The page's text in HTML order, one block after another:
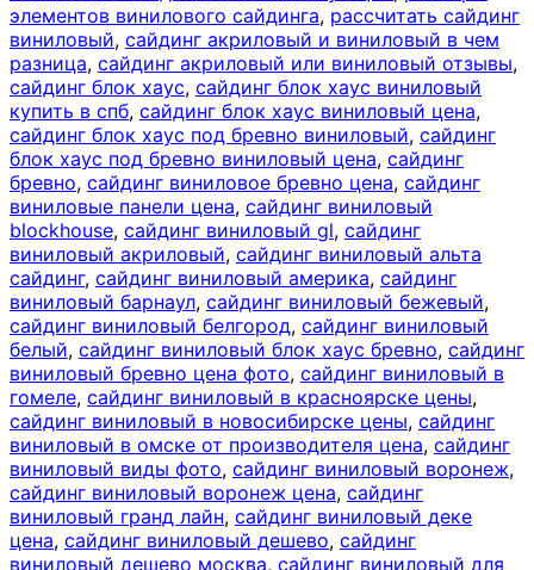
элементов винилового сайдинга, рассчитать сайдинг
виниловый, сайдинг акриловый и виниловый в чем
разница, сайдинг акриловый или виниловый отзывы,
сайдинг блок хаус, сайдинг блок хаус виниловый
купить в спб, сайдинг блок хаус виниловый цена,
сайдинг блок хаус под бревно виниловый, сайдинг
блок хаус под бревно виниловый цена, сайдинг
бревно, сайдинг виниловое бревно цена, сайдинг
виниловые панели цена, сайдинг виниловый
blockhouse, сайдинг виниловый gl, сайдинг
виниловый акриловый, сайдинг виниловый альта
сайдинг, сайдинг виниловый америка, сайдинг
виниловый барнаул, сайдинг виниловый бежевый,
сайдинг виниловый белгород, сайдинг виниловый
белый, сайдинг виниловый блок хаус бревно, сайдинг
виниловый бревно цена фото, сайдинг виниловый в
гомеле, сайдинг виниловый в красноярске цены,
сайдинг виниловый в новосибирске цены, сайдинг
виниловый в омске от производителя цена, сайдинг
виниловый виды фото, сайдинг виниловый воронеж,
сайдинг виниловый воронеж цена, сайдинг
виниловый гранд лайн, сайдинг виниловый деке
цена, сайдинг виниловый дешево, сайдинг
виниловый дешево москва, сайдинг виниловый для